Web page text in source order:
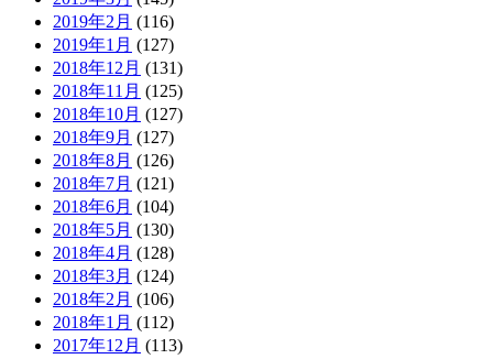
2019年2月 (116)
2019年1月 (127)
2018年12月 (131)
2018年11月 (125)
2018年10月 (127)
2018年9月 (127)
2018年8月 (126)
2018年7月 (121)
2018年6月 (104)
2018年5月 (130)
2018年4月 (128)
2018年3月 (124)
2018年2月 (106)
2018年1月 (112)
2017年12月 (113)